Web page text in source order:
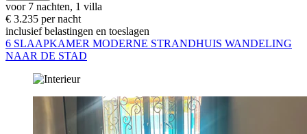
voor 7 nachten, 1 villa
€ 3.235 per nacht
inclusief belastingen en toeslagen
6 SLAAPKAMER MODERNE STRANDHUIS WANDELING
NAAR DE STAD